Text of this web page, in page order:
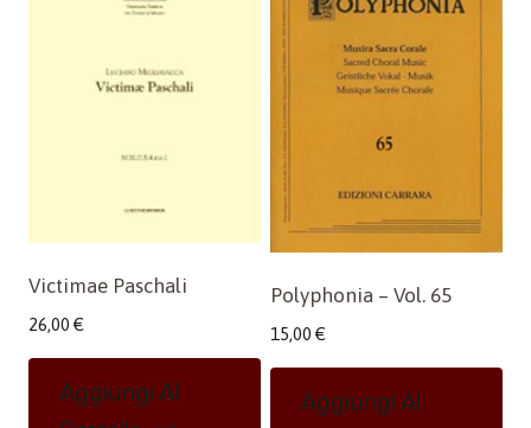
Victimae Paschali
26,00 €
Aggiungi Al
Polyphonia – Vol. 65
15,00 €
Aggiungi Al